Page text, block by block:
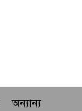
অন্যান্য